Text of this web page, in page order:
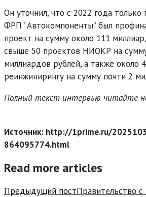
Он уточнил, что с 2022 года
ФРП “Автокомпоненты” был
проект на сумму около 111
свыше 50 проектов НИОКР на
миллиардов рублей, а также около
реинжинирингу на сумму почти 2
Полный текст интервью читайте
Источник: http://1prime.ru/
864095774.html
Read more articles
Предыдущий постПравительство с